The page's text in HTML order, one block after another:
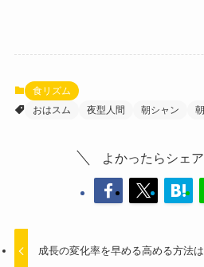
食リズム
おはスム
夜型人間 朝シャン
よかったらシェ
成長の変化率を早める高める方法